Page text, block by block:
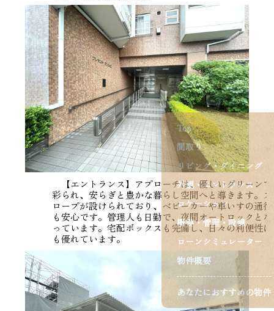
Top
間取り
リビング・ダイニング
外観・エントランス
ロケーション
概要・管理・設備
ローンシミュレーター
物件概要
あなたにおすすめの物件
【エントランス】アプローチは、優しいグリーンで
彩られ、安らぎと豊かな暮らし空間へと導きます。ス
ロープが設けられており、ベビーカーや車いすの通行
も安心です。管理人も日勤で、夜間オートロックとな
っています。宅配ボックスも完備し、日々の利便性に
も優れています。